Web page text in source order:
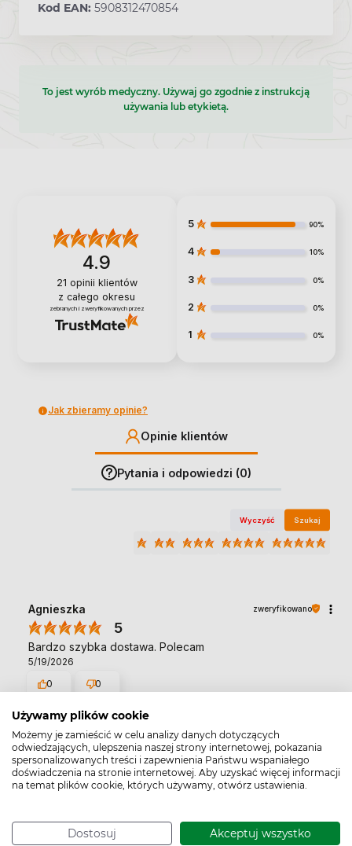
Używamy plików cookie
Możemy je zamieścić w celu analizy danych dotyczących
odwiedzających, ulepszenia naszej strony internetowej, pokazania
spersonalizowanych treści i zapewnienia Państwu wspaniałego
doświadczenia na stronie internetowej. Aby uzyskać więcej informacji
na temat plików cookie, których używamy, otwórz ustawienia.
Dostosuj Akceptuj wszystko
Kod EAN: 5908312470854
To jest wyrób medyczny. Używaj go zgodnie z instrukcją
używania lub etykietą.
4.9
21 opinii klientów
z całego okresu
zebranych i zweryfikowanych przez
5 90%
4 10%
3 0%
2 0%
1 0%
Jak zbieramy opinie?
Opinie klientów
Pytania i odpowiedzi (0)
Wyczyść Szukaj
Agnieszka zweryfikowano
5
Bardzo szybka dostawa. Polecam
5/19/2026
0
0
Danuta zweryfikowano
5
Wszystko super 👍️
4/1/2026